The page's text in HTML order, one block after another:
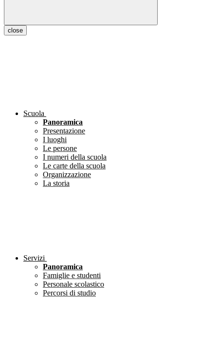
close
Scuola
Panoramica
Presentazione
I luoghi
Le persone
I numeri della scuola
Le carte della scuola
Organizzazione
La storia
Servizi
Panoramica
Famiglie e studenti
Personale scolastico
Percorsi di studio